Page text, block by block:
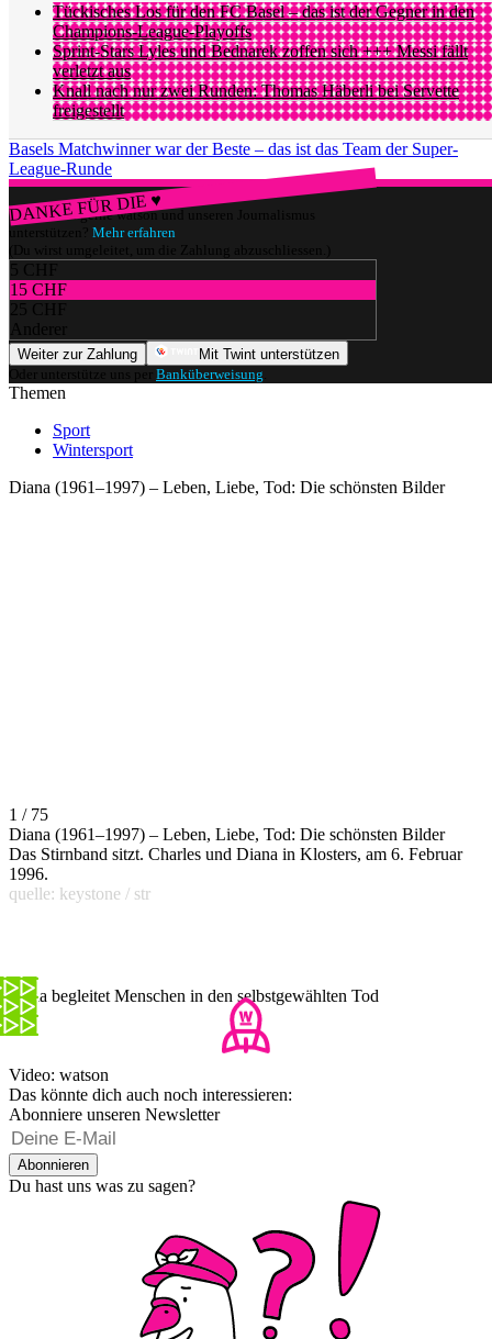
Tückisches Los für den FC Basel – das ist der Gegner in den
Champions-League-Playoffs
Sprint-Stars Lyles und Bednarek zoffen sich +++ Messi fällt
verletzt aus
Knall nach nur zwei Runden: Thomas Häberli bei Servette
freigestellt
Basels Matchwinner war der Beste – das ist das Team der Super-
League-Runde
DANKE FÜR DIE ♥
Würdest du gerne watson und unseren Journalismus
unterstützen? Mehr erfahren
(Du wirst umgeleitet, um die Zahlung abzuschliessen.)
5 CHF
15 CHF
25 CHF
Anderer
Weiter zur Zahlung
Mit Twint unterstützen
Oder unterstütze uns per Banküberweisung
Themen
Sport
Wintersport
Diana (1961–1997) – Leben, Liebe, Tod: Die schönsten Bilder
1 / 75
Diana (1961–1997) – Leben, Liebe, Tod: Die schönsten Bilder
Das Stirnband sitzt. Charles und Diana in Klosters, am 6. Februar
1996.
quelle: keystone / str
Gioia begleitet Menschen in den selbstgewählten Tod
Video: watson
Das könnte dich auch noch interessieren:
Abonniere unseren Newsletter
Abonnieren
Du hast uns was zu sagen?